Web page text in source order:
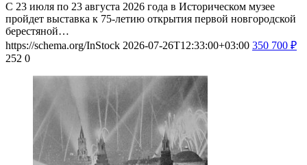
С 23 июля по 23 августа 2026 года в Историческом музее
пройдет выставка к 75-летию открытия первой новгородской
берестяной…
https://schema.org/InStock 2026-07-26T12:33:00+03:00 350 700 ₽
252 0